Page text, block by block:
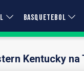
BASQUETEBOL
Kentucky na